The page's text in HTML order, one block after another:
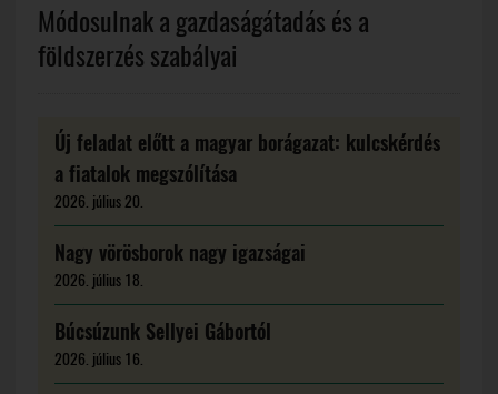
Módosulnak a gazdaságátadás és a
földszerzés szabályai
Új feladat előtt a magyar borágazat: kulcskérdés
a fiatalok megszólítása
2026. július 20.
Nagy vörösborok nagy igazságai
2026. július 18.
Búcsúzunk Sellyei Gábortól
2026. július 16.